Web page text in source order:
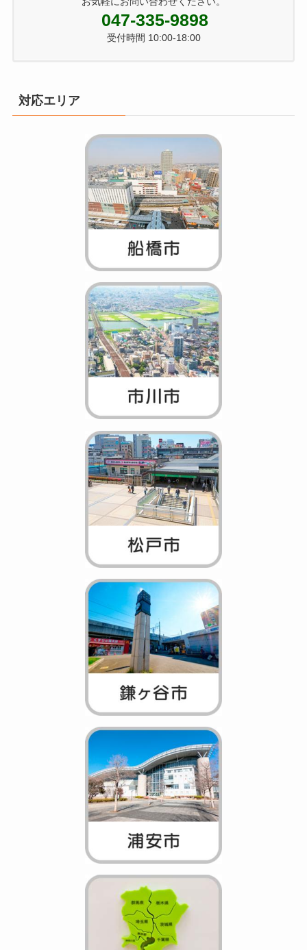
047-335-9898
受付時間 10:00-18:00
対応エリア